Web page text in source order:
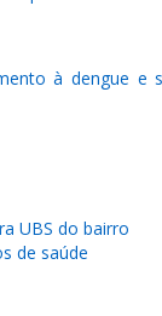
à dengue
UBS do bairro
de saúde